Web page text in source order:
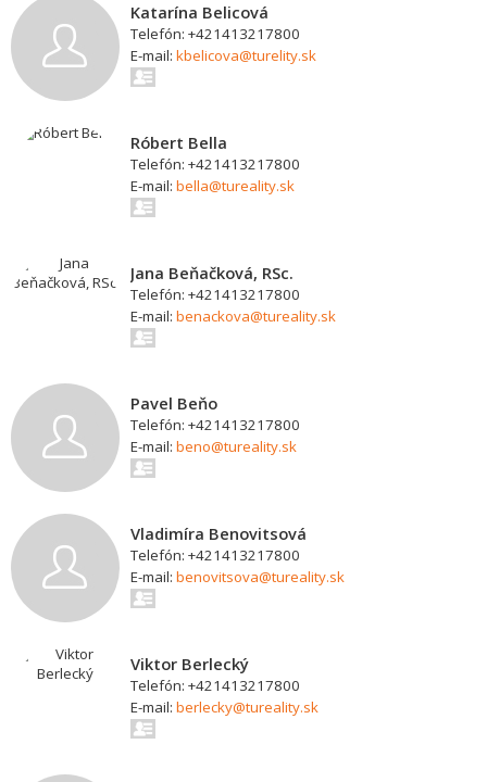
Katarína Belicová
Telefón: +421413217800
E-mail: kbelicova@turelity.sk
Róbert Bella
Telefón: +421413217800
E-mail: bella@tureality.sk
Jana Beňačková, RSc.
Telefón: +421413217800
E-mail: benackova@tureality.sk
Pavel Beňo
Telefón: +421413217800
E-mail: beno@tureality.sk
Vladimíra Benovitsová
Telefón: +421413217800
E-mail: benovitsova@tureality.sk
Viktor Berlecký
Telefón: +421413217800
E-mail: berlecky@tureality.sk